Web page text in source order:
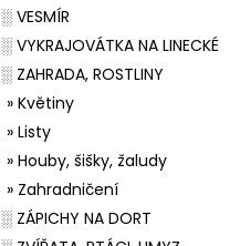
░ VESMÍR
░ VYKRAJOVÁTKA NA LINECKÉ
░ ZAHRADA, ROSTLINY
» Květiny
» Listy
» Houby, šišky, žaludy
» Zahradničení
░ ZÁPICHY NA DORT